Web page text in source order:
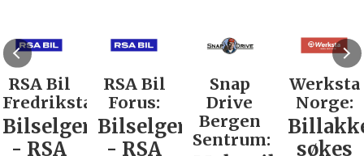
RSA Bil
Fredrikstad:
Bilselger
- RSA
RSA Bil
Forus:
Bilselger
- RSA
Snap
Drive
Bergen
Sentrum:
Werksta
Norge:
søkes